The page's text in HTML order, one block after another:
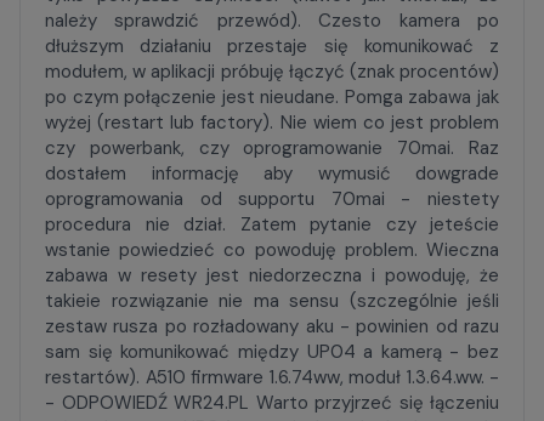
należy sprawdzić przewód). Czesto kamera po
dłuższym działaniu przestaje się komunikować z
modułem, w aplikacji próbuję łączyć (znak procentów)
po czym połączenie jest nieudane. Pomga zabawa jak
wyżej (restart lub factory). Nie wiem co jest problem
czy powerbank, czy oprogramowanie 70mai. Raz
dostałem informację aby wymusić dowgrade
oprogramowania od supportu 70mai - niestety
procedura nie dział. Zatem pytanie czy jeteście
wstanie powiedzieć co powoduję problem. Wieczna
zabawa w resety jest niedorzeczna i powoduję, że
takieie rozwiązanie nie ma sensu (szczególnie jeśli
zestaw rusza po rozładowany aku - powinien od razu
sam się komunikować między UP04 a kamerą - bez
restartów). A510 firmware 1.6.74ww, moduł 1.3.64.ww. -
- ODPOWIEDŹ WR24.PL Warto przyjrzeć się łączeniu